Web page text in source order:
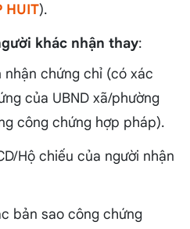
HUIT).
khác nhận thay:
nhận chứng chỉ (có xác
của UBND xã/phường
công chứng hợp pháp).
Hộ chiếu của người nhận
bản sao công chứng